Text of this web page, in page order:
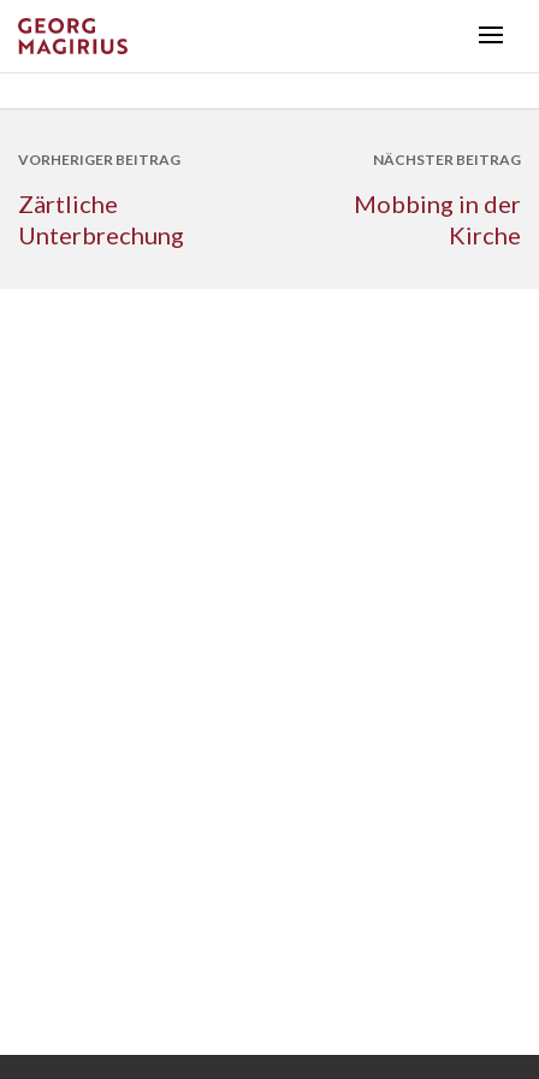
VORHERIGER BEITRAG
Zärtliche
Unterbrechung
NÄCHSTER BEITRAG
Mobbing in der
Kirche